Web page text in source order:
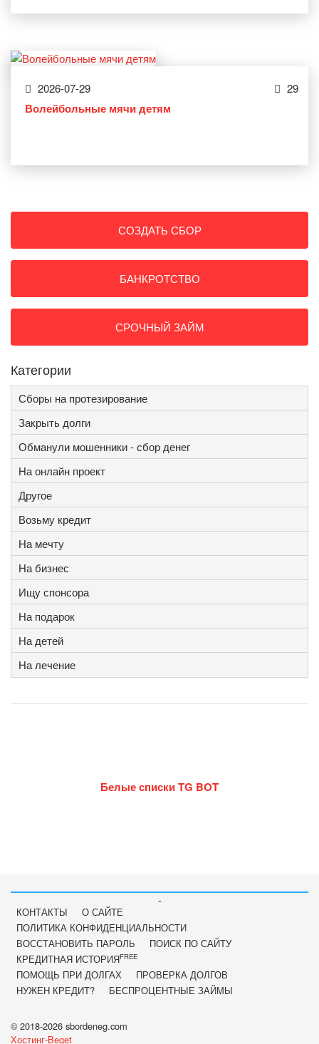
2026-07-29 29
Волейбольные мячи детям
СОЗДАТЬ СБОР
БАНКРОТСТВО
СРОЧНЫЙ ЗАЙМ
Категории
Сборы на протезирование
Закрыть долги
Обманули мошенники - сбор денег
На онлайн проект
Другое
Возьму кредит
На мечту
На бизнес
Ищу спонсора
На подарок
На детей
На лечение
Белые списки TG BOT
-
КОНТАКТЫ
О САЙТЕ
ПОЛИТИКА КОНФИДЕНЦИАЛЬНОСТИ
ВОССТАНОВИТЬ ПАРОЛЬ
ПОИСК ПО САЙТУ
КРЕДИТНАЯ ИСТОРИЯFREE
ПОМОЩЬ ПРИ ДОЛГАХ
ПРОВЕРКА ДОЛГОВ
НУЖЕН КРЕДИТ?
БЕСПРОЦЕНТНЫЕ ЗАЙМЫ
© 2018-2026 sbordeneg.com
Хостинг-Beget